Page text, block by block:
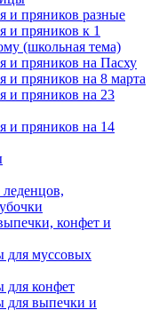
и пряников разные
и пряников к 1
(школьная тема)
и пряников на Пасху
и пряников на 8 марта
и пряников на 23
и пряников на 14
конфет и
муссовых
конфет
выпечки и